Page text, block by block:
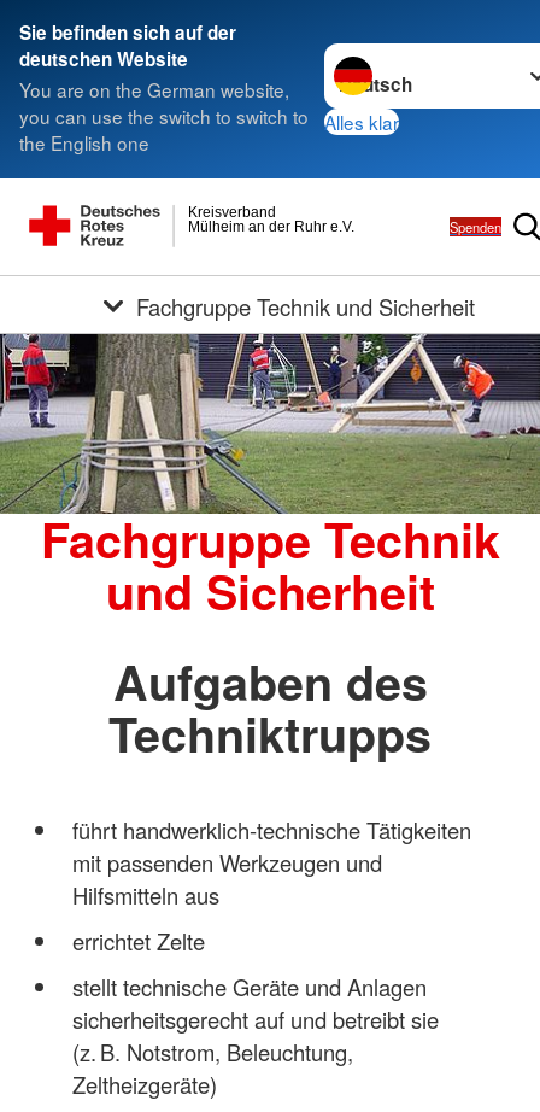
Sie befinden sich auf der
deutschen Website
You are on the German website,
you can use the switch to switch to
the English one
Sprache wechseln zu
Alles klar
Mülheim an der Ruhr e.V.
Kreisverband
Spenden
Fachgruppe Technik und Sicherheit
Fachgruppe Technik
und Sicherheit
Aufgaben des
Techniktrupps
führt handwerklich‑technische Tätigkeiten
mit passenden Werkzeugen und
Hilfsmitteln aus
errichtet Zelte
stellt technische Geräte und Anlagen
sicherheitsgerecht auf und betreibt sie
(z. B. Notstrom, Beleuchtung,
Zeltheizgeräte)